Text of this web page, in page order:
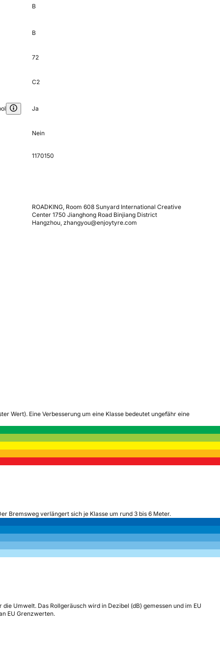
B
B
72
C2
Ja
Nein
1170150
ROADKING, Room 608 Sunyard International Creative
Center 1750 Jianghong Road Binjiang District
Hangzhou, zhangyou@enjoytyre.com
Wert). Eine Verbesserung um eine Klasse bedeutet ungefähr eine
Bremsweg verlängert sich je Klasse um rund 3 bis 6 Meter.
Umwelt. Das Rollgeräusch wird in Dezibel (dB) gemessen und im EU
EU Grenzwerten.